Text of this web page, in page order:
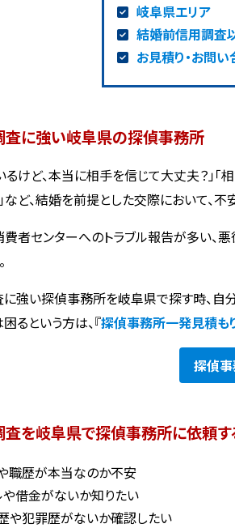
岐阜県エリア
結婚前信用調査
お見積り・お問
に強い岐阜県の探偵事務所
るけど、本当に相手を信じて大丈夫？」
など、結婚を前提とした交際において、
費者センターへのトラブル報告が多い、
強い探偵事務所を岐阜県で探す時、自
るという方は、『探偵事務所一発見積も
探偵
を岐阜県で探偵事務所に依頼す
職歴が本当なのか不安
や借金がないか知りたい
や犯罪歴がないか確認したい